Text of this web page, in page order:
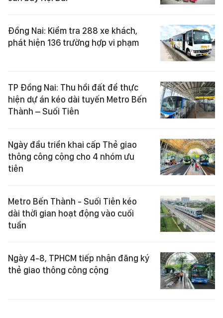
Đồng Nai: Kiểm tra 288 xe khách,
phát hiện 136 trường hợp vi phạm
TP Đồng Nai: Thu hồi đất để thực
hiện dự án kéo dài tuyến Metro Bến
Thành – Suối Tiên
Ngày đầu triển khai cấp Thẻ giao
thông công cộng cho 4 nhóm ưu
tiên
Metro Bến Thành - Suối Tiên kéo
dài thời gian hoạt động vào cuối
tuần
Ngày 4-8, TPHCM tiếp nhận đăng ký
thẻ giao thông công cộng